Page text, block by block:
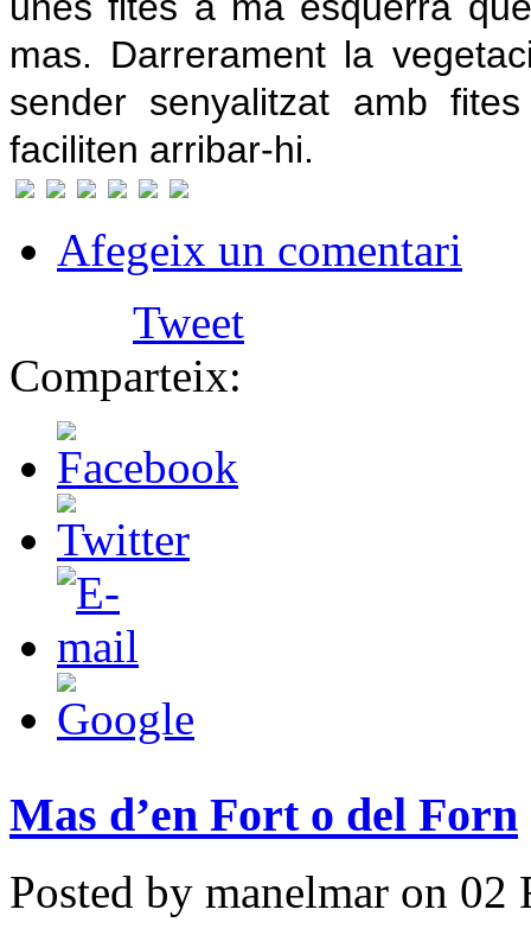
mas. Darrerament la
sender senyalitzat amb
faciliten arribar-hi.
Afegeix un comentari
Tweet
Comparteix:
Mas d’en Fort o del Forn
Posted by manelmar on 02